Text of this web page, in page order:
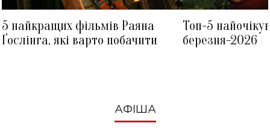
5 найкращих фільмів Раяна
Ґослінга, які варто побачити
Топ-5
березня-2026
АФІША